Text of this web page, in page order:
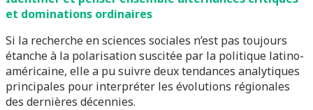
et dominations ordinaires
Si la recherche en sciences sociales n’est pas toujours
étanche à la polarisation suscitée par la politique latino-
américaine, elle a pu suivre deux tendances analytiques
principales pour interpréter les évolutions régionales
des dernières décennies.